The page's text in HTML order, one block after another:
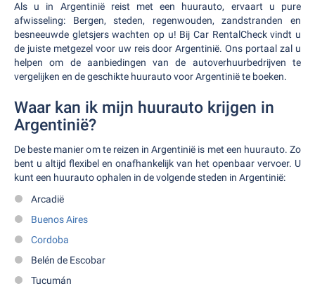
Als u in Argentinië reist met een huurauto, ervaart u pure
afwisseling: Bergen, steden, regenwouden, zandstranden en
besneeuwde gletsjers wachten op u! Bij Car RentalCheck vindt u
de juiste metgezel voor uw reis door Argentinië. Ons portaal zal u
helpen om de aanbiedingen van de autoverhuurbedrijven te
vergelijken en de geschikte huurauto voor Argentinië te boeken.
Waar kan ik mijn huurauto krijgen in
Argentinië?
De beste manier om te reizen in Argentinië is met een huurauto. Zo
bent u altijd flexibel en onafhankelijk van het openbaar vervoer. U
kunt een huurauto ophalen in de volgende steden in Argentinië:
Arcadië
Buenos Aires
Cordoba
Belén de Escobar
Tucumán